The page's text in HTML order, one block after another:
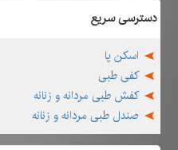
دسترسی سریع
اسکن پا
کفی طبی
کفش طبی مردانه و زنانه
صندل طبی مردانه و زنانه